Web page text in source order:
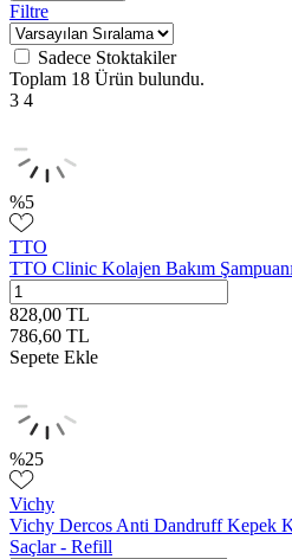
Filtre
Sadece Stoktakiler
Toplam 18 Ürün bulundu.
3 4
%5
TTO
TTO Clinic Kolajen Bakım
828,00 TL
786,60 TL
Sepete Ekle
%25
Vichy
Vichy Dercos Anti Dandruff Kepek
Saçlar - Refill